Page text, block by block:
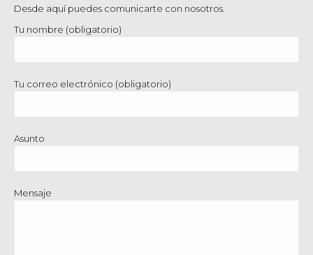
Desde aquí puedes comunicarte con nosotros.
Tu nombre (obligatorio)
Tu correo electrónico (obligatorio)
Asunto
Mensaje